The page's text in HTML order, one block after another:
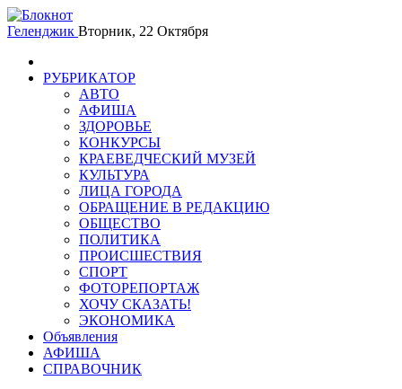
Геленджик Вторник, 22 Октября
РУБРИКАТОР
АВТО
АФИША
ЗДОРОВЬЕ
КОНКУРСЫ
КРАЕВЕДЧЕСКИЙ МУЗЕЙ
КУЛЬТУРА
ЛИЦА ГОРОДА
ОБРАЩЕНИЕ В РЕДАКЦИЮ
ОБЩЕСТВО
ПОЛИТИКА
ПРОИСШЕСТВИЯ
СПОРТ
ФОТОРЕПОРТАЖ
ХОЧУ СКАЗАТЬ!
ЭКОНОМИКА
Объявления
АФИША
СПРАВОЧНИК